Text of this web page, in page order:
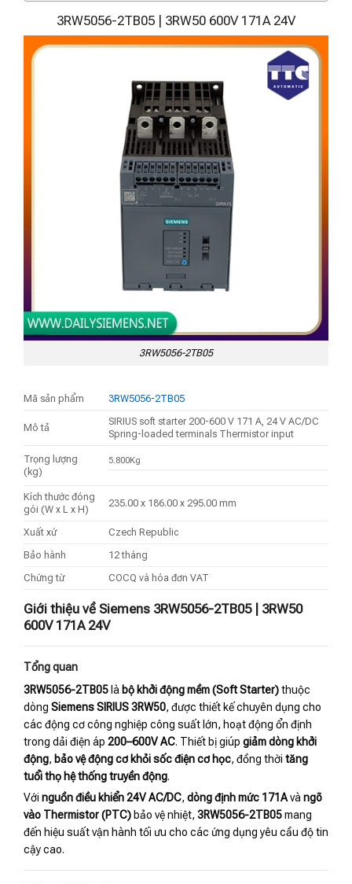
3RW5056-2TB05 | 3RW50 600V 171A 24V
3RW5056-2TB05
Mã sản phẩm 3RW5056-2TB05
Mô tả
SIRIUS soft starter 200-600 V 171 A, 24 V AC/DC
Spring-loaded terminals Thermistor input
Trọng lượng
(kg)
5.800Kg
Kích thước đóng
gói (W x L x H)
235.00 x 186.00 x 295.00 mm
Xuất xứ
Czech Republic
Bảo hành
12 tháng
Chứng từ
COCQ và hóa đơn VAT
Giới thiệu về Siemens 3RW5056-2TB05 | 3RW50
600V 171A 24V
Tổng quan
3RW5056-2TB05 là bộ khởi động mềm (Soft Starter)thuộc
dòng Siemens SIRIUS 3RW50, được thiết kế chuyên dụng cho
các động cơ công nghiệp công suất lớn, hoạt động ổn định
trong dải điện áp 200–600V AC. Thiết bị giúp giảm dòng khởi
động, bảo vệ động cơ khỏi sốc điện cơ học, đồng thời tăng
tuổi thọ hệ thống truyền động.
Với nguồn điều khiển 24V AC/DC, dòng định mức 171Avàngõ
vào Thermistor (PTC) bảo vệ nhiệt, 3RW5056-2TB05mang
đến hiệu suất vận hành tối ưu cho các ứng dụng yêu cầu độ tin
cậy cao.